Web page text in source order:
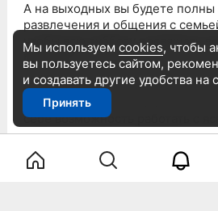
А на выходных вы будете полны
развлечения и общения с
чтобы всю субботу посвящать
ресурса
Парадокс в том, что
того, что мы работаем больше,
себе возможность работать с
Мы используем cookies, чтобы
вы пользуетесь сайтом,
и создавать другие удобства на
Принять